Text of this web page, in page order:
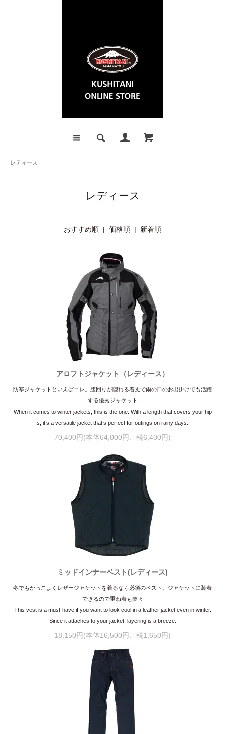
レディース
レディース
おすすめ順 | 価格順 | 新着順
アロフトジャケット（レディース）
防寒ジャケットといえばコレ。腰回りが隠れる着丈で雨の日のお出掛けでも活躍
する優秀ジャケット
When it comes to winter jackets, this is the one. With a length that covers your hip
s, it’s a versatile jacket that’s perfect for outings on rainy days.
70,400円(本体64,000円、税6,400円)
ミッドインナーベスト(レディース)
冬でもかっこよくレザージャケットを着るなら必須のベスト。ジャケットに装着
できるので重ね着も楽々
This vest is a must-have if you want to look cool in a leather jacket even in winter.
Since it attaches to your jacket, layering is a breeze.
18,150円(本体16,500円、税1,650円)